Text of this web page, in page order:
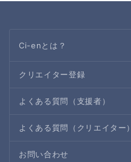
Ci-enとは？
クリエイター登録
よくある質問（支援者）
よくある質問（クリエイター）
お問い合わせ